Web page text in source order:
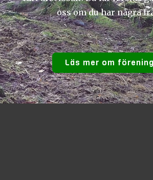
oss om du har några
Läs mer om